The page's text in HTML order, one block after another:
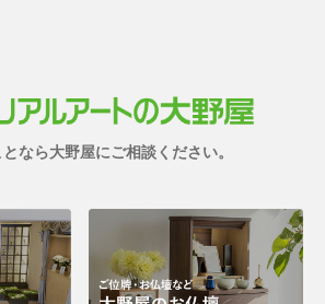
なら大野屋にご相談ください。